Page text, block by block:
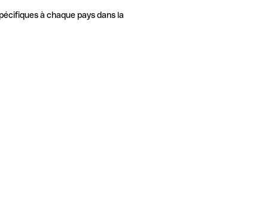
à chaque pays dans la